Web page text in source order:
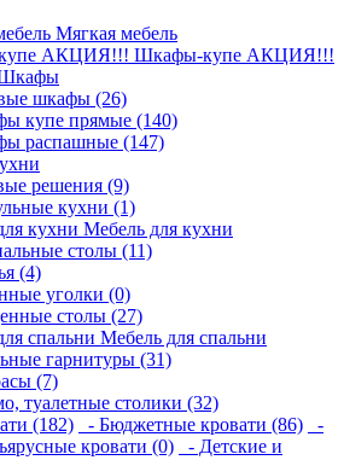
Мягкая мебель
Шкафы-купе АКЦИЯ!!!
шкафы (26)
купе прямые (140)
распашные (147)
решения (9)
кухни (1)
Мебель для кухни
столы (11)
(4)
уголки (0)
столы (27)
Мебель для спальни
гарнитуры (31)
(7)
туалетные столики (32)
(182)
- Бюджетные кровати (86)
-
кровати (0)
- Детские и